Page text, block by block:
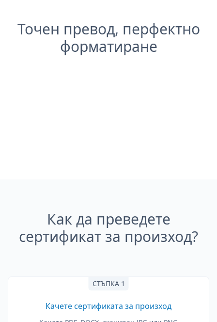
Точен превод, перфектно
форматиране
Как да преведете
сертификат за произход?
СТЪПКА 1
Качете сертификата за произход